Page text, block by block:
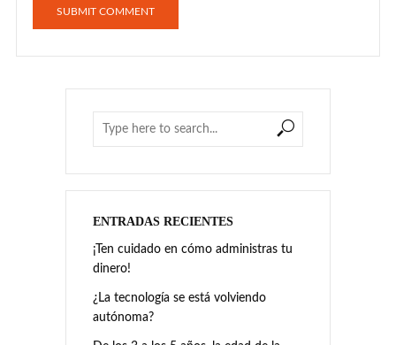
ENTRADAS RECIENTES
¡Ten cuidado en cómo administras tu
dinero!
¿La tecnología se está volviendo
autónoma?